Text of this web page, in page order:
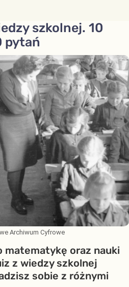
szkolnej. 10
pytań
Archiwum Cyfrowe
matematykę oraz nauki
z wiedzy szkolnej
sobie z różnymi